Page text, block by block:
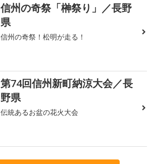
信州の奇祭「榊祭り」／長野
県
信州の奇祭！松明が走る！
第74回信州新町納涼大会／長
野県
伝統あるお盆の花火大会